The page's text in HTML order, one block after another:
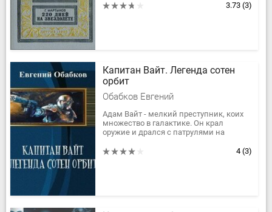
3.73 (3)
Капитан Вайт. Легенда сотен
орбит
Обабков Евгений
Адам Вайт - мелкий преступник, коих
множество в галактике. Он крал
оружие и дрался с патрулями на
звезд и задирал служителей закона4 (3)